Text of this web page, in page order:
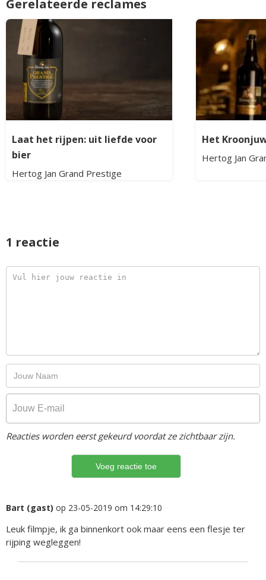
Gerelateerde reclames
Laat het rijpen: uit liefde voor
bier
Hertog Jan Grand Prestige
Het
Hertog Jan
1 reactie
Reacties worden eerst gekeurd voordat ze zichtbaar zijn.
Bart (gast) op 23-05-2019 om 14:29:10
Leuk filmpje, ik ga binnenkort ook maar eens een flesje ter
rijping wegleggen!